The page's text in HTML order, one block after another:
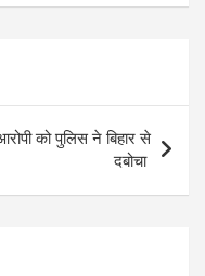
को पुलिस ने बिहार से
दबोचा